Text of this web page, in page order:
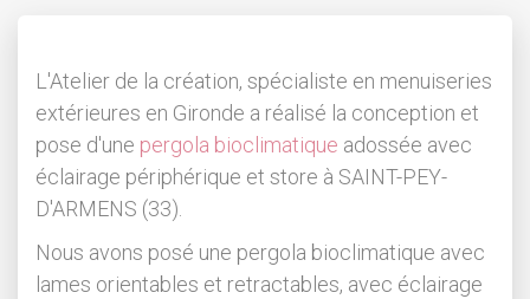
L'Atelier de la création, spécialiste en menuiseries
extérieures en Gironde a réalisé la conception et
pose d'une pergola bioclimatique adossée avec
éclairage périphérique et store à SAINT-PEY-
D'ARMENS (33).
Nous avons posé une pergola bioclimatique avec
lames orientables et retractables, avec éclairage